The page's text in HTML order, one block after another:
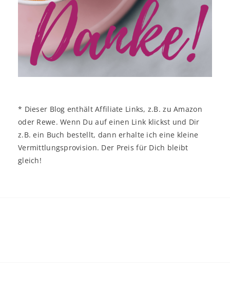
* Dieser Blog enthält Affiliate Links, z.B. zu Amazon
oder Rewe. Wenn Du auf einen Link klickst und Dir
z.B. ein Buch bestellt, dann erhalte ich eine kleine
Vermittlungsprovision. Der Preis für Dich bleibt
gleich!